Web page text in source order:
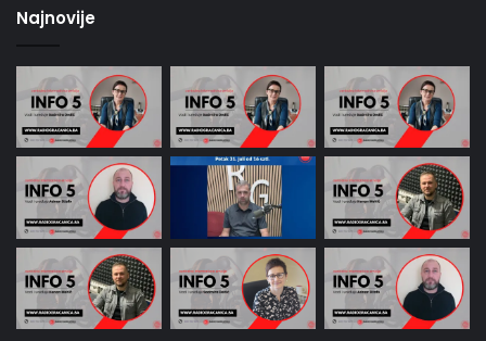
Najnovije